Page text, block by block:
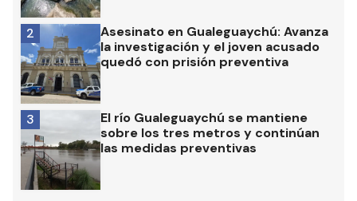
Asesinato en Gualeguaychú: Avanza
la investigación y el joven acusado
quedó con prisión preventiva
2
El río Gualeguaychú se mantiene
sobre los tres metros y continúan
las medidas preventivas
3